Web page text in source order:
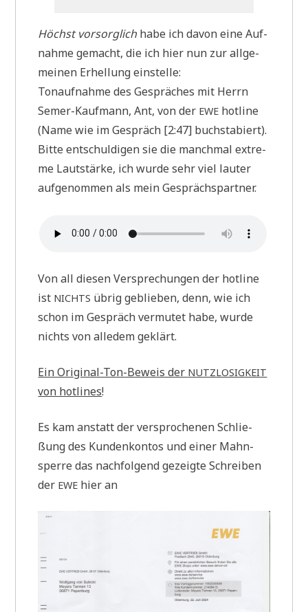
Höchst vor­sorg­lich habe ich davon eine Auf­
nah­me gemacht, die ich hier nun zur all­ge­
mei­nen Erhel­lung einstelle:
Ton­auf­nah­me des Gesprä­ches mit Herrn
Semer-Kauf­mann, Ant, von der EWE hot­line
(Name wie im Gespräch [2:47] buch­sta­biert).
Bit­te ent­schul­di­gen sie die manch­mal extre­
me Laut­stär­ke, ich wur­de sehr viel lau­ter
auf­ge­nom­men als mein Gesprächspartner.
Von all die­sen Ver­spre­chun­gen der hot­line
ist NICHTS übrig geblie­ben, denn, wie ich
schon im Gespräch ver­mu­tet habe, wur­de
nichts von alle­dem geklärt.
Ein Ori­gi­nal-Ton-Beweis der NUTZLOSIGKEIT
von hot­lines!
Es kam anstatt der ver­spro­che­nen Schlie­
ßung des Kun­den­kon­tos und einer Mahn­
sper­re das nach­fol­gend gezeig­te Schrei­ben
der EWE hier an